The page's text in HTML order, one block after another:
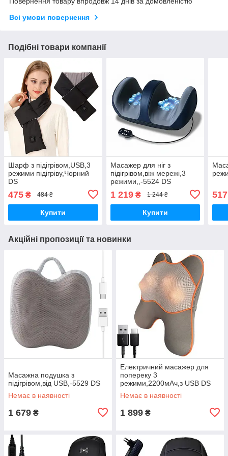
Всі умови повернення
Подібні товари компанії
Шарф з підігрівом,USB,3
режими підігріву,Чорний
DS
475 ₴ 484 ₴
Купити
Масажер для ніг з
підігрівом,віж мережі,3
режими,,-5524 DS
1 219₴ 1 244 ₴
Купити
517
Акційні пропозиції та новинки
Масажна подушка з
підігрівом,від USB,-5529 DS
Немає в наявності
1 679 ₴
Електричний масажер для
попереку 3
режими,2200мАч,з USB DS
Немає в наявності
1 899 ₴